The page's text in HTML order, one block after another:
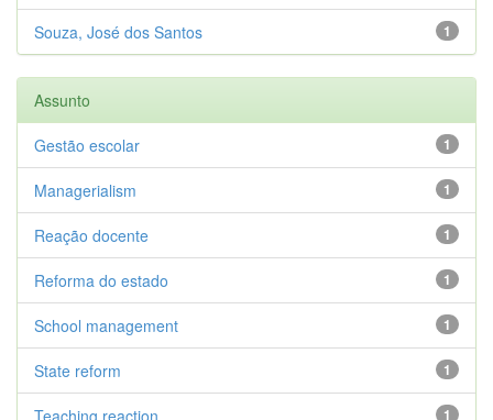
1
Souza, José dos Santos
Assunto
1
Gestão escolar
1
Managerialism
1
Reação docente
1
Reforma do estado
1
School management
1
State reform
1
Teaching reaction